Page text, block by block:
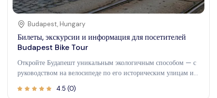
Budapest, Hungary
Билеты, экскурсии и информация для посетителей
Budapest Bike Tour
Откройте Будапешт уникальным экологичным способом — с
руководством на велосипеде по его историческим улицам и
Будапешту позволяет насладиться его яркими районами,
4.5 (0)